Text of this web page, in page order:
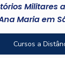
Militares
Maria em
Cursos a